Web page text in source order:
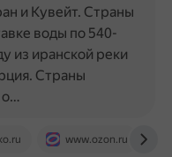
ko.ru www.ozon.ru
и Кувейт. Страны
воды по 540-
из иранской реки
Страны
о…